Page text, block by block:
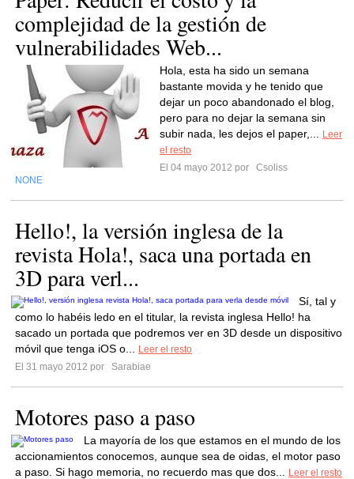
complejidad de la gestión de
vulnerabilidades Web...
Hola, esta ha sido un semana
bastante movida y he tenido que
dejar un poco abandonado el blog,
pero para no dejar la semana sin
subir nada, les dejos el paper,...
Leer
el resto
El 04 mayo 2012 por
Csoliss
NONE
Hello!, la versión inglesa de la
revista Hola!, saca una portada en
3D para verl...
Sí, tal y
como lo habéis ledo en el titular, la revista inglesa Hello! ha
sacado un portada que podremos ver en 3D desde un dispositivo
móvil que tenga iOS o...
Leer el resto
El 31 mayo 2012 por
Sarabiae
Motores paso a paso
La mayoría de los que estamos en el mundo de los
accionamientos conocemos, aunque sea de oidas, el motor paso
a paso. Si hago memoria, no recuerdo mas que dos...
Leer el resto